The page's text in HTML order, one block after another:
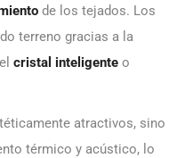
de los tejados. Los
terreno gracias a la
cristal inteligente o
atractivos, sino
térmico y acústico, lo